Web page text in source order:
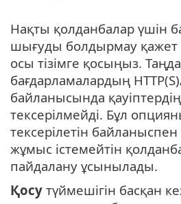
Нақты қолданбалар үшін
шығуды болдырмау қажет
осы тізімге қосыңыз.
бағдарламалардың
байланысында
тексерілмейді. Бұл
тексерілетін байланыспен
жұмыс істемейтін
пайдалану ұсынылады.
Қосу түймешігін басқан